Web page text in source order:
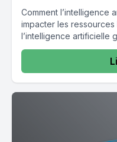
Comment l’intelligence
impacter les ressources
l’intelligence artificielle